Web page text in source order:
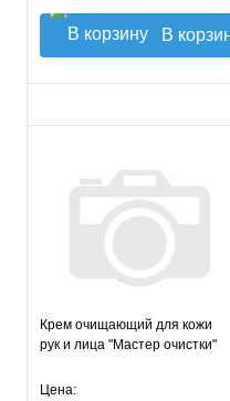
В
Крем очищающий для кожи
рук и лица "Мастер очистки"
Цена: